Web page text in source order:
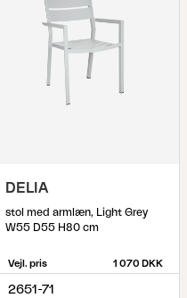
DELIA
stol med armlæn, Light Grey
W55 D55 H80 cm
Vejl. pris 1 070 DKK
2651-71